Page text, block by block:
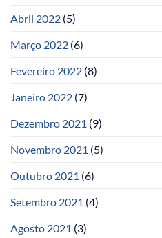
Abril 2022 (5)
Março 2022 (6)
Fevereiro 2022 (8)
Janeiro 2022 (7)
Dezembro 2021 (9)
Novembro 2021 (5)
Outubro 2021 (6)
Setembro 2021 (4)
Agosto 2021 (3)